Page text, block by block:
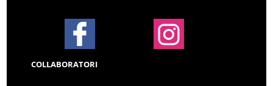
COLLABORATORI